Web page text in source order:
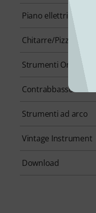
Piano ellettrici
Chitarre/Pizzicati
Strumenti Orchestrali
Contrabbasso
Strumenti ad arco
Vintage Instrument
Download